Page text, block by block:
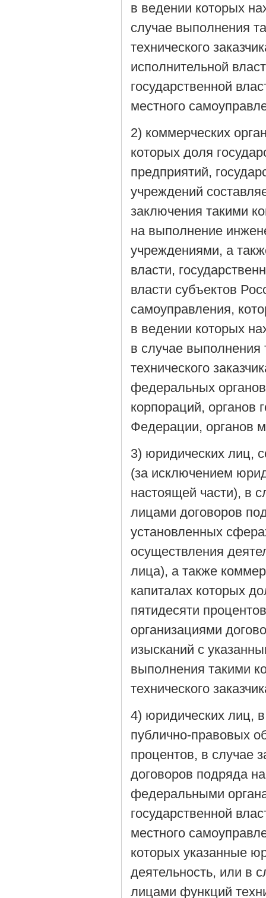
в ведении которых
случае выполнения
технического
исполнительной
государственной
местного
2) коммерческих
которых доля
предприятий,
учреждений
заключения такими
на выполнение
учреждениями, а
власти,
власти субъектов
самоуправления,
в ведении которых
в случае
технического
федеральных
корпораций, органов
Федерации, органов
3) юридических лиц,
(за исключением
настоящей части), в
лицами договоров
установленных
осуществления
лица), а также
капиталах которых
пятидесяти
организациями
изысканий с
выполнения такими
технического
4) юридических лиц,
публично-правовых
процентов, в случае
договоров подряда
федеральными
государственной
местного
которых указанные
деятельность, или в
лицами функций